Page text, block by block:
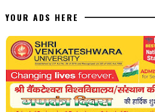
YOUR ADS HERE